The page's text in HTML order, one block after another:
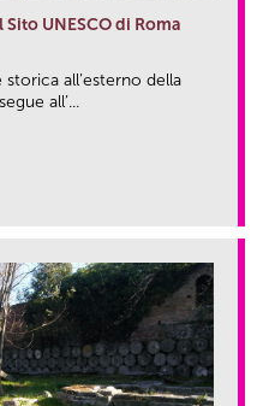
UNESCO di Roma
all’esterno della
all’...